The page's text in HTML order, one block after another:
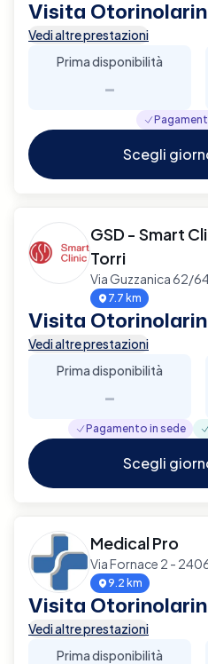
Visita
Vedi altre prestazioni
Prima disponibilità
-
Scegli
GSD - Smart
Torri
Via Guzzanica 62/
7.7 km
Visita
Vedi altre prestazioni
Prima disponibilità
-
Pagamento in sede
Scegli
Medical Pro
Via Fornace 2 -
9.2 km
Visita
Vedi altre prestazioni
Prima disponibilità